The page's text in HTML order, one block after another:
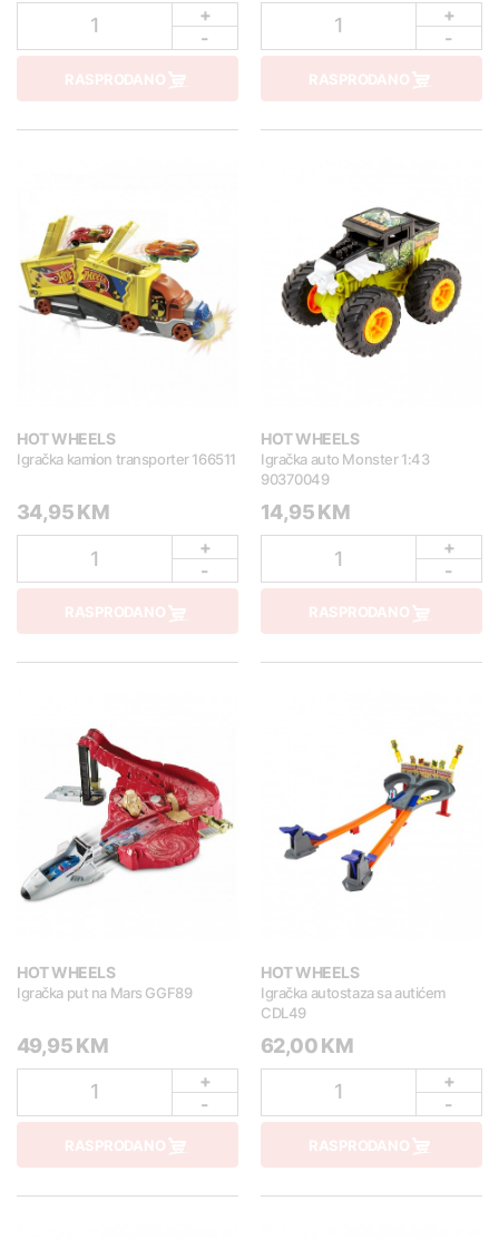
1
+
-
RASPRODANO
1
+
-
RASPRODANO
HOT WHEELS
Igračka kamion transporter 166511
34,95 KM
1
+
-
RASPRODANO
HOT WHEELS
Igračka auto Monster 1:43
90370049
14,95 KM
1
+
-
RASPRODANO
HOT WHEELS
Igračka put na Mars GGF89
49,95 KM
1
+
-
RASPRODANO
HOT WHEELS
Igračka autostaza sa autićem
CDL49
62,00 KM
1
+
-
RASPRODANO